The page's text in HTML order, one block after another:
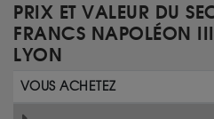
PRIX ET VALEUR DU
FRANCS NAPOLÉON III
LYON
VOUS ACHETEZ